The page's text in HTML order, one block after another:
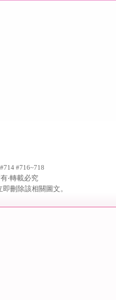
#716~718
‧轉載必究
刪除該相關圖文。